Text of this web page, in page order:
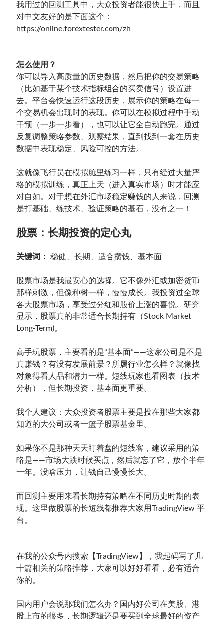
我用过的回测工具中，大众投资者能很快上手，而且
对中文友好的是下面这个：
https://online.forextester.com/zh
怎么使用？
你可以导入高质量的历史数据，然后把你的交易策略
（比如基于某个技术指标组合的买卖信号）设置进
去。平台会快速运行这段历史，展示你的策略在每一
个交易机会出现时的表现。你可以在模拟过程中手动
干预（一步一步看），也可以让它全自动跑完。通过
反复调整策略参数、观察结果，直到找到一套在历史
数据中表现稳定、风险可控的方法。
这就像飞行员在模拟舱里练习一样，只有经过大量严
格的模拟训练，真正上天（进入真实市场）时才能应
对自如。对于想在外汇市场稳定赚钱的人来说，回测
是打基础、练技术、验证策略的基石，没有之一！
股票：长期投资的定心丸
关键词： 稳健、长期、适合攒钱、基本面
股票市场是我最安心的选择。它不像外汇或加密货币
那样刺激，但像种树一样，慢慢成长。我投资过全球
各大股票市场，享受过分红和股价上涨的喜悦。研究
显示，股票真的非常适合长期持有（Stock Market
Long-Term)。
高手玩股票，主要看的是“基本面”——这家公司是不是
真赚钱？有没有发展前景？所属行业怎么样？就像找
对象得看人品和潜力一样。短线玩家也看图表（技术
分析），但长期投资，基本面更重要。
我个人建议：大众投资者股票主要是投在那些大家都
知道的大公司或者一篮子股票基金里。
如果你不是那种天天盯着盘的短线客，建议采用的策
略是——市场大跌时候买点，然后就忘了它，放个半年
一年。没啥压力，让钱自己慢慢长大。
而回测主要用来看长期持有策略在不同历史时期的表
现。这里做股票的长短线都推荐大家用TradingView 平
台。
在我的公众号内搜索【TradingView】，我起码写了几
十篇相关的策略推荐，大家可以好好看看，必有适合
你的。
国内用户会说那我们怎么办？国内好公司在美股、港
股上市的很多，长期逻辑还是要买到全球最好的资产